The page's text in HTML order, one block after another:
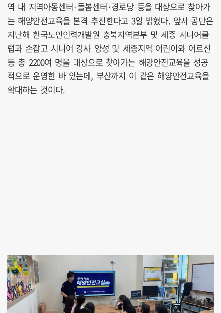
역 내 지역아동센터·돌봄센터·경로당 등을 대상으로 찾아가
는 해양안전교육을 본격 추진한다고 3일 밝혔다. 앞서 공단은
지난해 한국노인인력개발원 충북지역본부 및 세종 시니어클
럽과 손잡고 시니어 강사 양성 및 세종지역 어린이와 어르신
등 총 2200여 명을 대상으로 찾아가는 해양안전교육을 성공
적으로 운영한 바 있는데, 부산까지 이 같은 해양안전교육을
확대하는 것이다.